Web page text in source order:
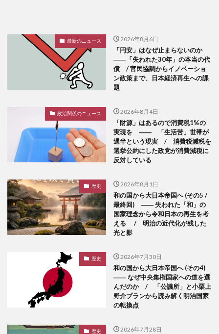
最新のニュース 2026年8月6日
「円安」はなぜ止まらないのか
――「失われた30年」の本当の代
償 / 官民協調からイノベーショ
ン政策まで、日本経済再生への課
題
政治関係のニュース 2026年8月4日
「財源」はあるので消費税1%の
実現を ―― 「生活苦」世帯が
過半という現実 / 消費税減税を
選挙公約にした政党が消費減税に
反対している
歴史 2026年8月1日
和の国から大日本帝国へ (その5 /
最終回) ―― 失われた「和」の
国家理念から令和日本の再生を考
える / 明治の近代化が残した
光と影
歴史 2026年7月30日
和の国から大日本帝国へ (その4)
―― なぜ中央集権国家への道を選
んだのか / 「公議所」と小栗上
野介プランから読み解く明治国家
の転換点
歴史 2026年7月28日